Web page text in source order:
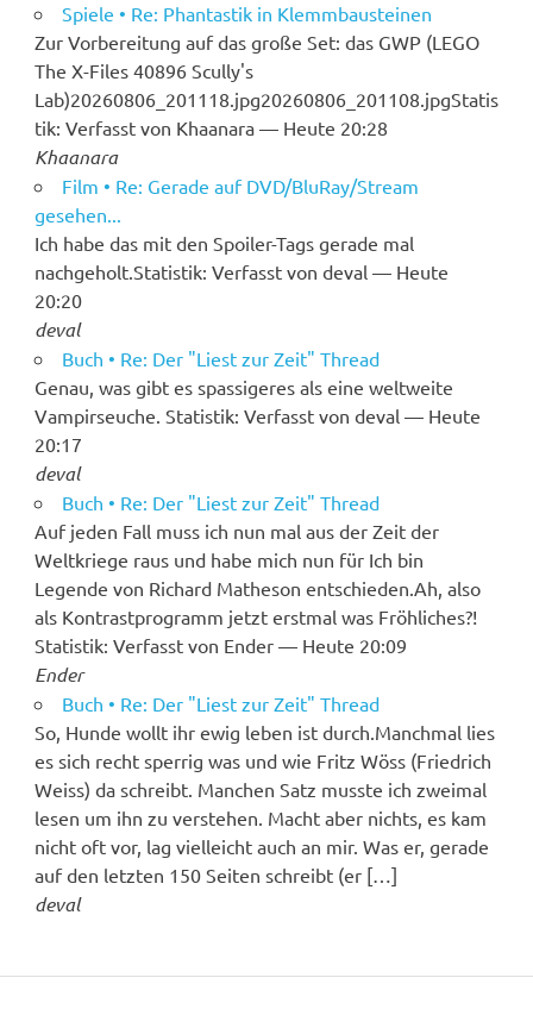
Spiele • Re: Phantastik in Klemmbausteinen
Zur Vorbereitung auf das große Set: das GWP (LEGO
The X-Files 40896 Scully's
Lab)20260806_201118.jpg20260806_201108.jpgStatis
tik: Verfasst von Khaanara — Heute 20:28
Khaanara
Film • Re: Gerade auf DVD/BluRay/Stream
gesehen...
Ich habe das mit den Spoiler-Tags gerade mal
nachgeholt.Statistik: Verfasst von deval — Heute
20:20
deval
Buch • Re: Der "Liest zur Zeit" Thread
Genau, was gibt es spassigeres als eine weltweite
Vampirseuche. Statistik: Verfasst von deval — Heute
20:17
deval
Buch • Re: Der "Liest zur Zeit" Thread
Auf jeden Fall muss ich nun mal aus der Zeit der
Weltkriege raus und habe mich nun für Ich bin
Legende von Richard Matheson entschieden.Ah, also
als Kontrastprogramm jetzt erstmal was Fröhliches?!
Statistik: Verfasst von Ender — Heute 20:09
Ender
Buch • Re: Der "Liest zur Zeit" Thread
So, Hunde wollt ihr ewig leben ist durch.Manchmal lies
es sich recht sperrig was und wie Fritz Wöss (Friedrich
Weiss) da schreibt. Manchen Satz musste ich zweimal
lesen um ihn zu verstehen. Macht aber nichts, es kam
nicht oft vor, lag vielleicht auch an mir. Was er, gerade
auf den letzten 150 Seiten schreibt (er […]
deval